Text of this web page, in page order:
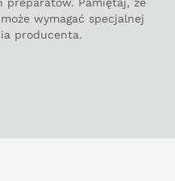
wymagać specjalnej
producenta.